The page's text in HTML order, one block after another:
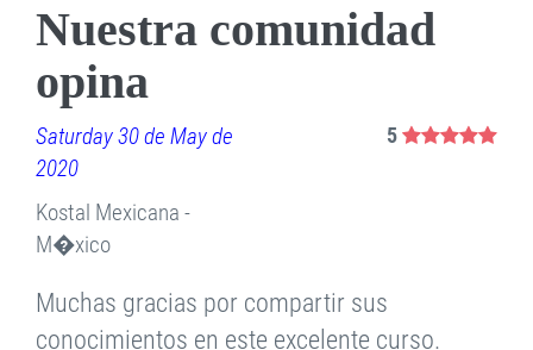
Nuestra comunidad
opina
Saturday 30 de May de
2020
Kostal Mexicana -
M�xico
5
Muchas gracias por compartir sus
conocimientos en este excelente curso.